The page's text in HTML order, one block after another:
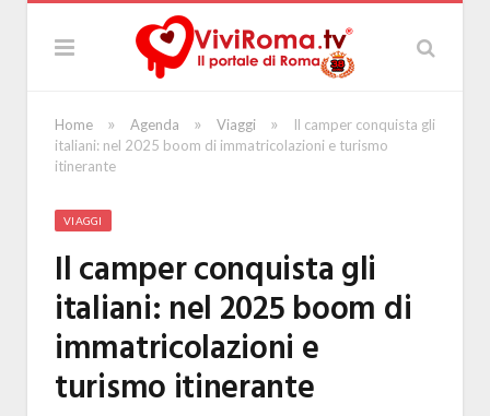
Home » Agenda » Viaggi »
Il camper conquista gli
italiani: nel 2025 boom di immatricolazioni e turismo
itinerante
VIAGGI
Il camper conquista gli
italiani: nel 2025 boom di
immatricolazioni e
turismo itinerante